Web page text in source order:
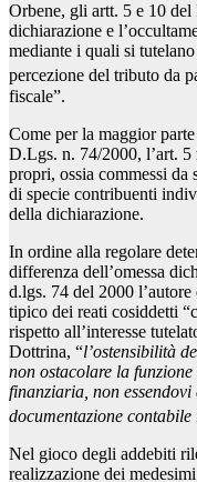
Orbene, gli artt. 5 e 10
dichiarazione e
mediante i quali si
percezione del tributo da
fiscale”.
Come per la maggior
D.Lgs. n. 74/2000, l’art. 5
propri, ossia commessi
di specie contribuenti
della dichiarazione.
In ordine alla regolare
differenza dell’omessa
d.lgs. 74 del 2000
tipico dei reati cosiddetti
rispetto all’interesse
Dottrina, “l’ostensibilità
non ostacolare la
finanziaria, non
documentazione
Nel gioco degli addebiti
realizzazione dei